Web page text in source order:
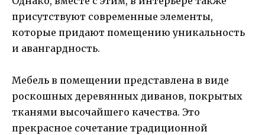
присутствуют современные элементы,
которые придают помещению уникальность
и авангардность.
Мебель в помещении представлена в виде
роскошных деревянных диванов, покрытых
тканями высочайшего качества. Это
прекрасное сочетание традиционной